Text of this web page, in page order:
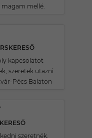
magam mellé.
kapcsolatot
szeretek utazni
Pécs Balaton
szeretnék.